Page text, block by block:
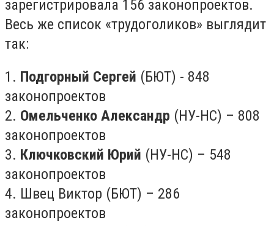
зарегистрировала 156 законопроектов.
Весь же список «трудоголиков» выглядит
так:
1. Подгорный Сергей (БЮТ) - 848
законопроектов
2. Омельченко Александр (НУ-НС) – 808
законопроектов
3. Ключковский Юрий (НУ-НС) – 548
законопроектов
4. Швец Виктор (БЮТ) – 286
законопроектов